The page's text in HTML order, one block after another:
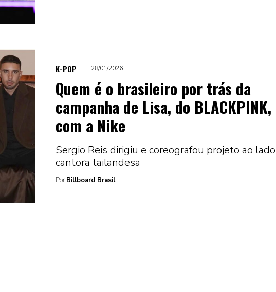
K-POP 28/01/2026
Quem é o brasileiro por trás da
campanha de Lisa, do BLACKPINK,
com a Nike
Sergio Reis dirigiu e coreografou projeto ao
cantora tailandesa
Por Billboard Brasil